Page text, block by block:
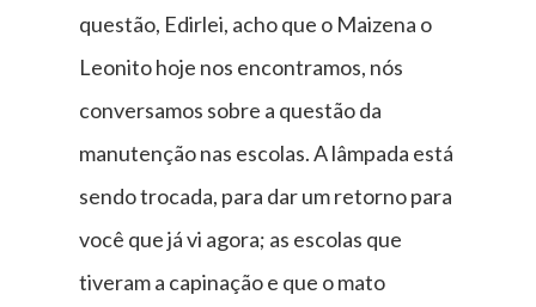
questão, Edirlei, acho que o Maizena o
Leonito hoje nos encontramos, nós
conversamos sobre a questão da
manutenção nas escolas. A lâmpada está
sendo trocada, para dar um retorno para
você que já vi agora; as escolas que
tiveram a capinação e que o mato